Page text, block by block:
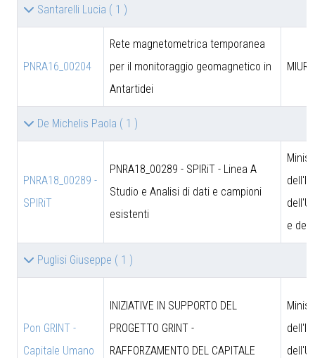
Santarelli Lucia ( 1 )
PNRA16_00204
Rete magnetometrica temporanea
per il monitoraggio geomagnetico in
Antartidei
MIUR
De Michelis Paola ( 1 )
PNRA18_00289 -
SPIRiT
PNRA18_00289 - SPIRiT - Linea A
Studio e Analisi di dati e campioni
esistenti
e
Puglisi Giuseppe ( 1 )
Pon GRINT -
Capitale Umano
INIZIATIVE IN SUPPORTO DEL
PROGETTO GRINT -
RAFFORZAMENTO DEL CAPITALE